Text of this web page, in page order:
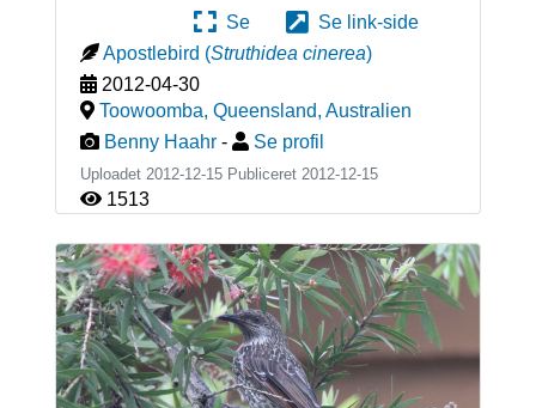
Se
Se link-side
Apostlebird (Struthidea cinerea)
2012-04-30
Toowoomba, Queensland, Australien
Benny Haahr - Se profil
Uploadet 2012-12-15 Publiceret 2012-12-15
1513